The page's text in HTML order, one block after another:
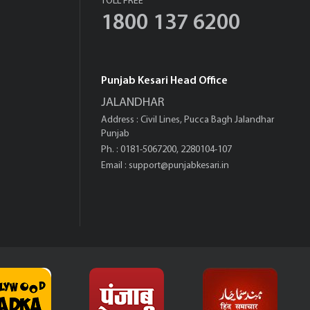
1800 137 6200
Punjab Kesari Head Office
JALANDHAR
Address : Civil Lines, Pucca Bagh Jalandhar
Punjab
Ph. : 0181-5067200, 2280104-107
Email : support@punjabkesari.in